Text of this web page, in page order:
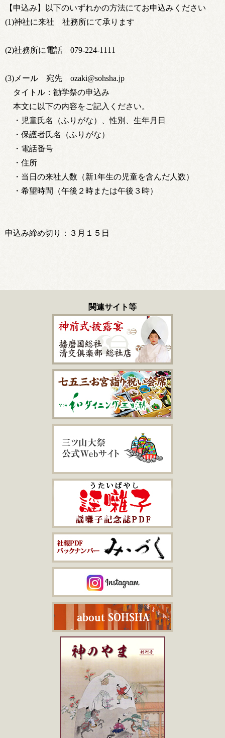
【申込み】以下のいずれかの方法にてお申込みください
(1)神社に来社 社務所にて承ります
(2)社務所に電話 079-224-1111
(3)メール 宛先 ozaki@sohsha.jp
タイトル：勧学祭の申込み
本文に以下の内容をご記入ください。
・児童氏名（ふりがな）、性別、生年月日
・保護者氏名（ふりがな）
・電話番号
・住所
・当日の来社人数（新1年生の児童を含んだ人数）
・希望時間（午後２時または午後３時）
申込み締め切り：３月１５日
関連サイト等